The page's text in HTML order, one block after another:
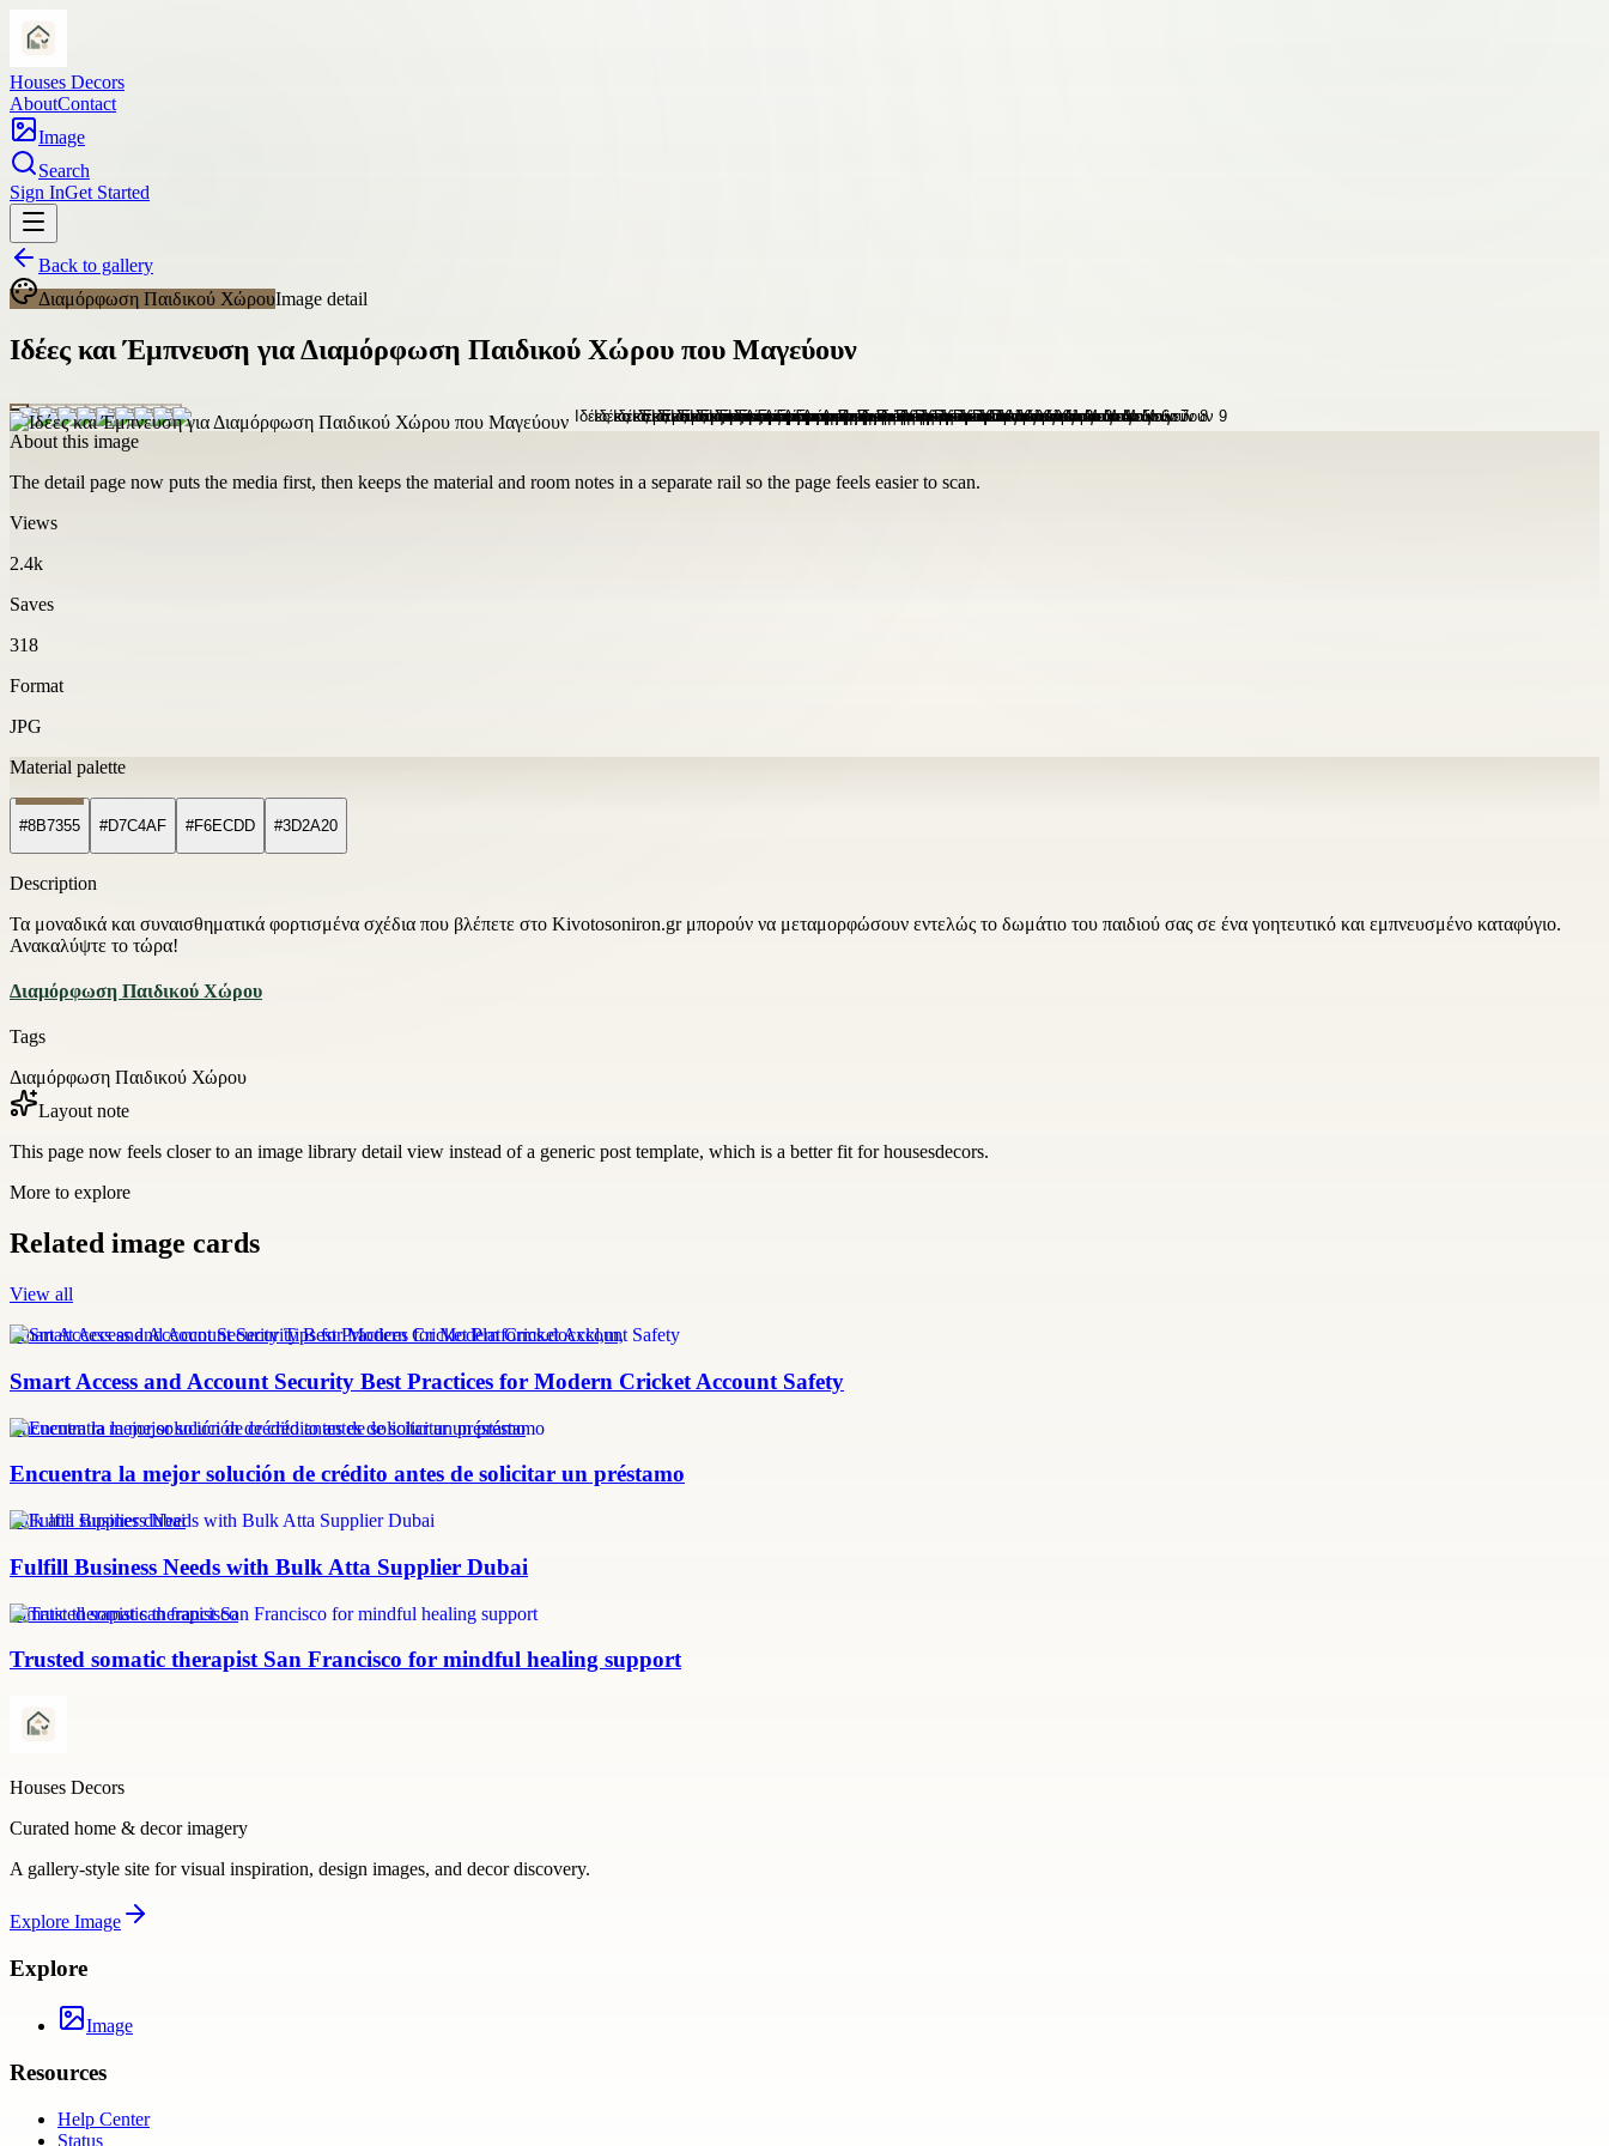
Houses Decors
AboutContact
Image
Search
Sign InGet Started
Back to gallery
Διαμόρφωση Παιδικού ΧώρουImage detail
Ιδέες και Έμπνευση για Διαμόρφωση Παιδικού Χώρου που Μαγεύουν
About this image
The detail page now puts the media first, then keeps the material and room notes in a separate rail so the page feels easier to scan.
Views
2.4k
Saves
318
Format
JPG
Material palette
#8B7355 #D7C4AF #F6ECDD #3D2A20
Description
Τα μοναδικά και συναισθηματικά φορτισμένα σχέδια που βλέπετε στο Kivotosoniron.gr μπορούν να μεταμορφώσουν εντελώς το δωμάτιο του παιδιού σας σε ένα γοητευτικό και εμπνευσμένο καταφύγιο.
Ανακαλύψτε το τώρα!
Διαμόρφωση Παιδικού Χώρου
Tags
Διαμόρφωση Παιδικού Χώρου
Layout note
This page now feels closer to an image library detail view instead of a generic post template, which is a better fit for housesdecors.
More to explore
Related image cards
View all
Smart Access and Account Security Tips for Modern Cricket Platforms.docxkl,m,
Smart Access and Account Security Best Practices for Modern Cricket Account Safety
Encuentra la mejor solución de crédito antes de solicitar un préstamo
Encuentra la mejor solución de crédito antes de solicitar un préstamo
bulk atta supplier dubai
Fulfill Business Needs with Bulk Atta Supplier Dubai
somatic therapist san francisco
Trusted somatic therapist San Francisco for mindful healing support
Houses Decors
Curated home & decor imagery
A gallery-style site for visual inspiration, design images, and decor discovery.
Explore Image
Explore
Image
Resources
Help Center
Status